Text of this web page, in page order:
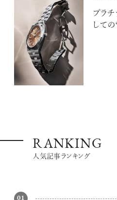
プラ
して
RANKING
人気記事ランキング
01